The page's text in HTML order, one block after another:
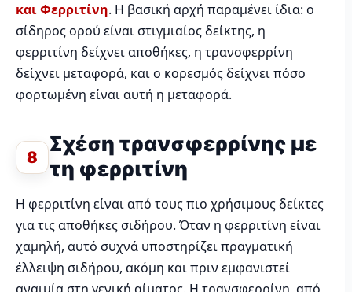
και Φερριτίνη. Η βασική αρχή παραμένει ίδια: ο
σίδηρος ορού είναι στιγμιαίος δείκτης, η
φερριτίνη δείχνει αποθήκες, η τρανσφερρίνη
δείχνει μεταφορά, και ο κορεσμός δείχνει πόσο
φορτωμένη είναι αυτή η μεταφορά.
8
Σχέση τρανσφερρίνης με
τη φερριτίνη
Η φερριτίνη είναι από τους πιο χρήσιμους δείκτες
για τις αποθήκες σιδήρου. Όταν η φερριτίνη είναι
χαμηλή, αυτό συχνά υποστηρίζει πραγματική
έλλειψη σιδήρου, ακόμη και πριν εμφανιστεί